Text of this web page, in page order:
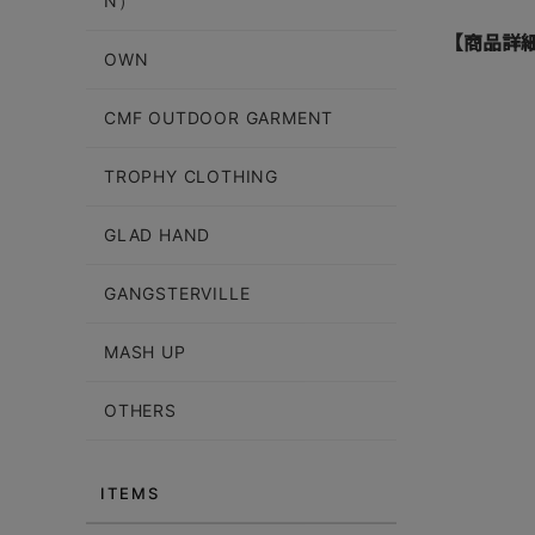
【商品詳
OWN
CMF OUTDOOR GARMENT
TROPHY CLOTHING
GLAD HAND
GANGSTERVILLE
MASH UP
OTHERS
ITEMS